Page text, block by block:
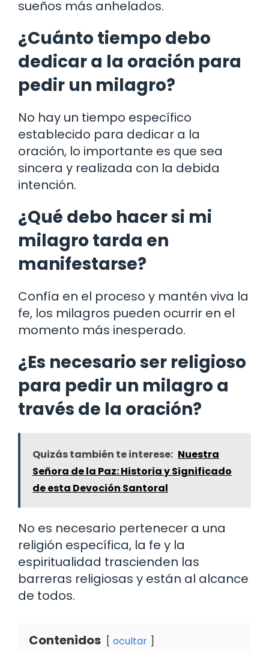
sueños más anhelados.
¿Cuánto tiempo debo
dedicar a la oración para
pedir un milagro?
No hay un tiempo específico
establecido para dedicar a la
oración, lo importante es que sea
sincera y realizada con la debida
intención.
¿Qué debo hacer si mi
milagro tarda en
manifestarse?
Confía en el proceso y mantén viva la
fe, los milagros pueden ocurrir en el
momento más inesperado.
¿Es necesario ser religioso
para pedir un milagro a
través de la oración?
Quizás también te interese: Nuestra
Señora de la Paz: Historia y Significado
de esta Devoción Santoral
No es necesario pertenecer a una
religión específica, la fe y la
espiritualidad trascienden las
barreras religiosas y están al alcance
de todos.
Contenidos ocultar